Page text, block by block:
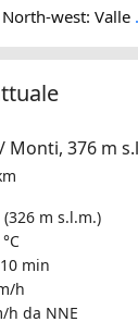
Avegno
Monti, 376 m
(326 m s.l.m.)
min
h
h da NNE